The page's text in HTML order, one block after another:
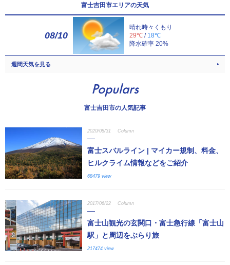
富士吉田市エリアの天気
08/10
晴れ時々くもり
29℃ / 18℃
降水確率 20%
週間天気を見る
Populars
富士吉田市の人気記事
2020/08/31 Column
富士スバルライン | マイカー規制、料金、
ヒルクライム情報などをご紹介
68479 view
2017/06/22 Column
富士山観光の玄関口・富士急行線「富士山
駅」と周辺をぶらり旅
217474 view